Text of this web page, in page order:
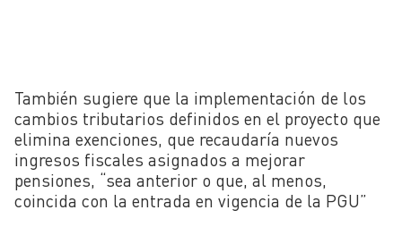
También sugiere que la implementación de los
cambios tributarios definidos en el proyecto que
elimina exenciones, que recaudaría nuevos
ingresos fiscales asignados a mejorar
pensiones, “sea anterior o que, al menos,
coincida con la entrada en vigencia de la PGU”